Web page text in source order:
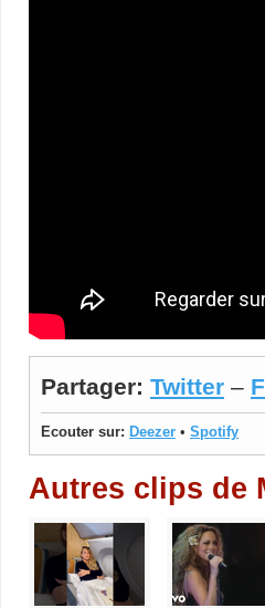
Partager: Twitter –
Ecouter sur: Deezer • Spotify
Autres clips de